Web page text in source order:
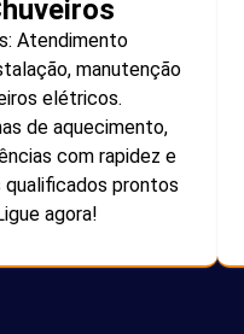
Atendimento
manutenção
elétricos.
de aquecimento,
com rapidez e
qualificados prontos
agora!